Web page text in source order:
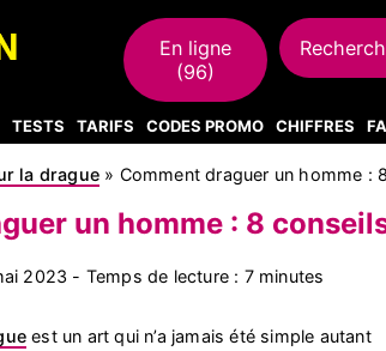
En ligne
(96)
TESTS TARIFS CODES PROMO CHIFFRES
la drague » Comment draguer un homme :
un homme : 8
2023 - Temps de lecture : 7 minutes
est un art qui n’a jamais été simple autant